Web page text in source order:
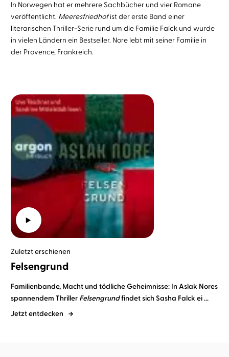
In Norwegen hat er mehrere Sachbücher und vier Romane
veröffentlicht. Meeresfriedhofist der erste Band einer
literarischen Thriller-Serie rund um die Familie Falck und wurde
in vielen Ländern ein Bestseller. Nore lebt mit seiner Familie in
der Provence, Frankreich.
Zuletzt erschienen
Felsengrund
Familienbande, Macht und tödliche Geheimnisse: In Aslak Nores
spannendem Thriller Felsengrundfindet sich Sasha Falck ei ...
Jetzt entdecken